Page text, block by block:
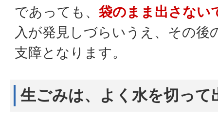
であっても、 袋のまま出さない
入が発見しづらいうえ、その後
支障となります。
生ごみは、よく水を切って